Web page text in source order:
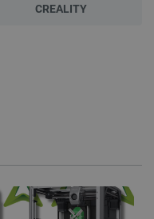
CREALITY